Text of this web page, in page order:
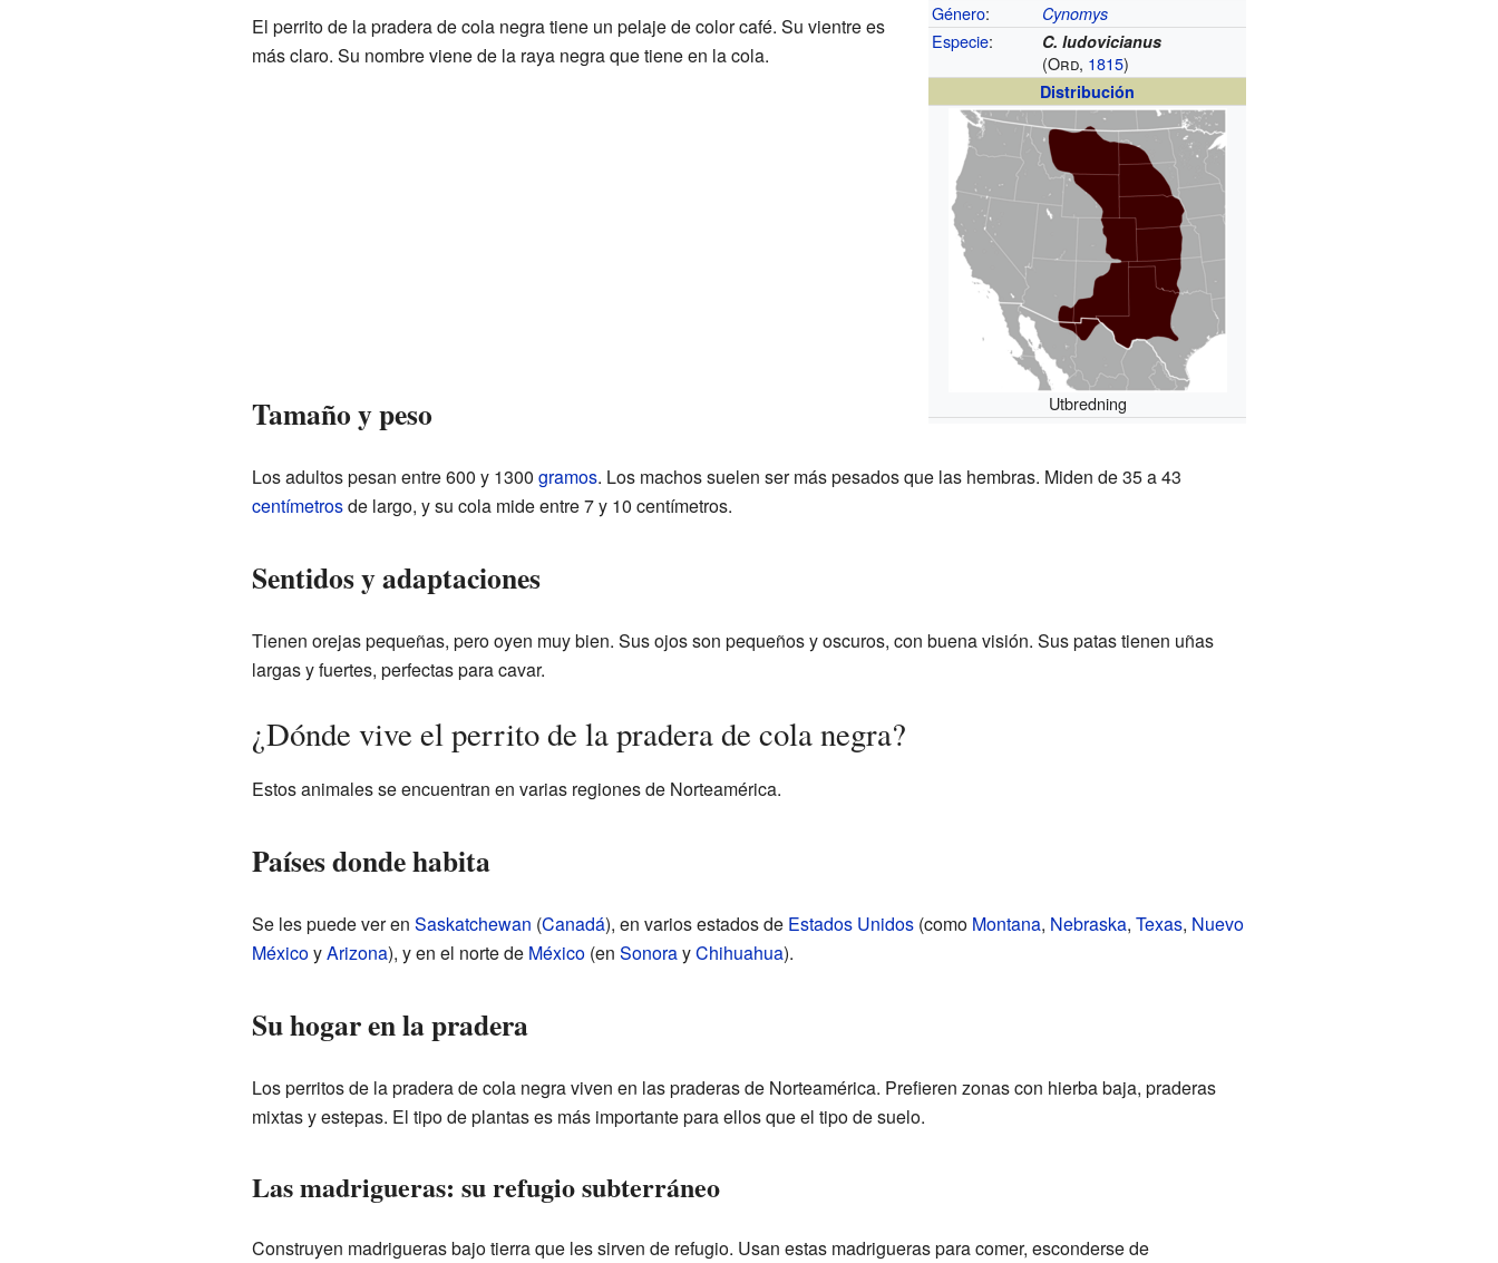
Género: Cynomys
Especie: C. ludovicianus
(Ord, 1815)
Distribución
Utbredning
El perrito de la pradera de cola negra tiene un pelaje de color café. Su vientre es
más claro. Su nombre viene de la raya negra que tiene en la cola.
Tamaño y peso
Los adultos pesan entre 600 y 1300 gramos. Los machos suelen ser más pesados que las hembras. Miden de 35 a 43
centímetrosde largo, y su cola mide entre 7 y 10 centímetros.
Sentidos y adaptaciones
Tienen orejas pequeñas, pero oyen muy bien. Sus ojos son pequeños y oscuros, con buena visión. Sus patas tienen uñas
largas y fuertes, perfectas para cavar.
¿Dónde vive el perrito de la pradera de cola negra?
Estos animales se encuentran en varias regiones de Norteamérica.
Países donde habita
Se les puede ver en Saskatchewan (Canadá), en varios estados de Estados Unidos(como Montana, Nebraska, Texas, Nuevo
MéxicoyArizona), y en el norte de México(en SonorayChihuahua).
Su hogar en la pradera
Los perritos de la pradera de cola negra viven en las praderas de Norteamérica. Prefieren zonas con hierba baja, praderas
mixtas y estepas. El tipo de plantas es más importante para ellos que el tipo de suelo.
Las madrigueras: su refugio subterráneo
Construyen madrigueras bajo tierra que les sirven de refugio. Usan estas madrigueras para comer, esconderse de